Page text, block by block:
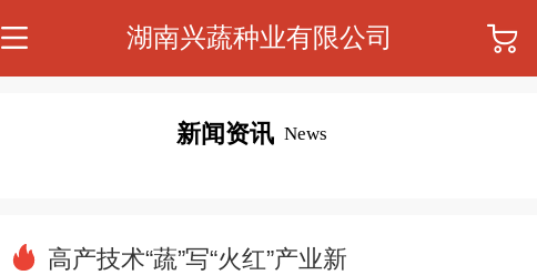
湖南兴蔬种业有限公司
新闻资讯 News
高产技术“蔬”写“火红”产业新